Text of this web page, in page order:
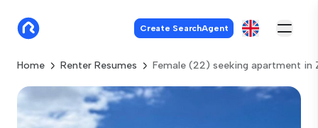
Create SearchAgent
Home Renter Resumes Female (22) seeking apartment in